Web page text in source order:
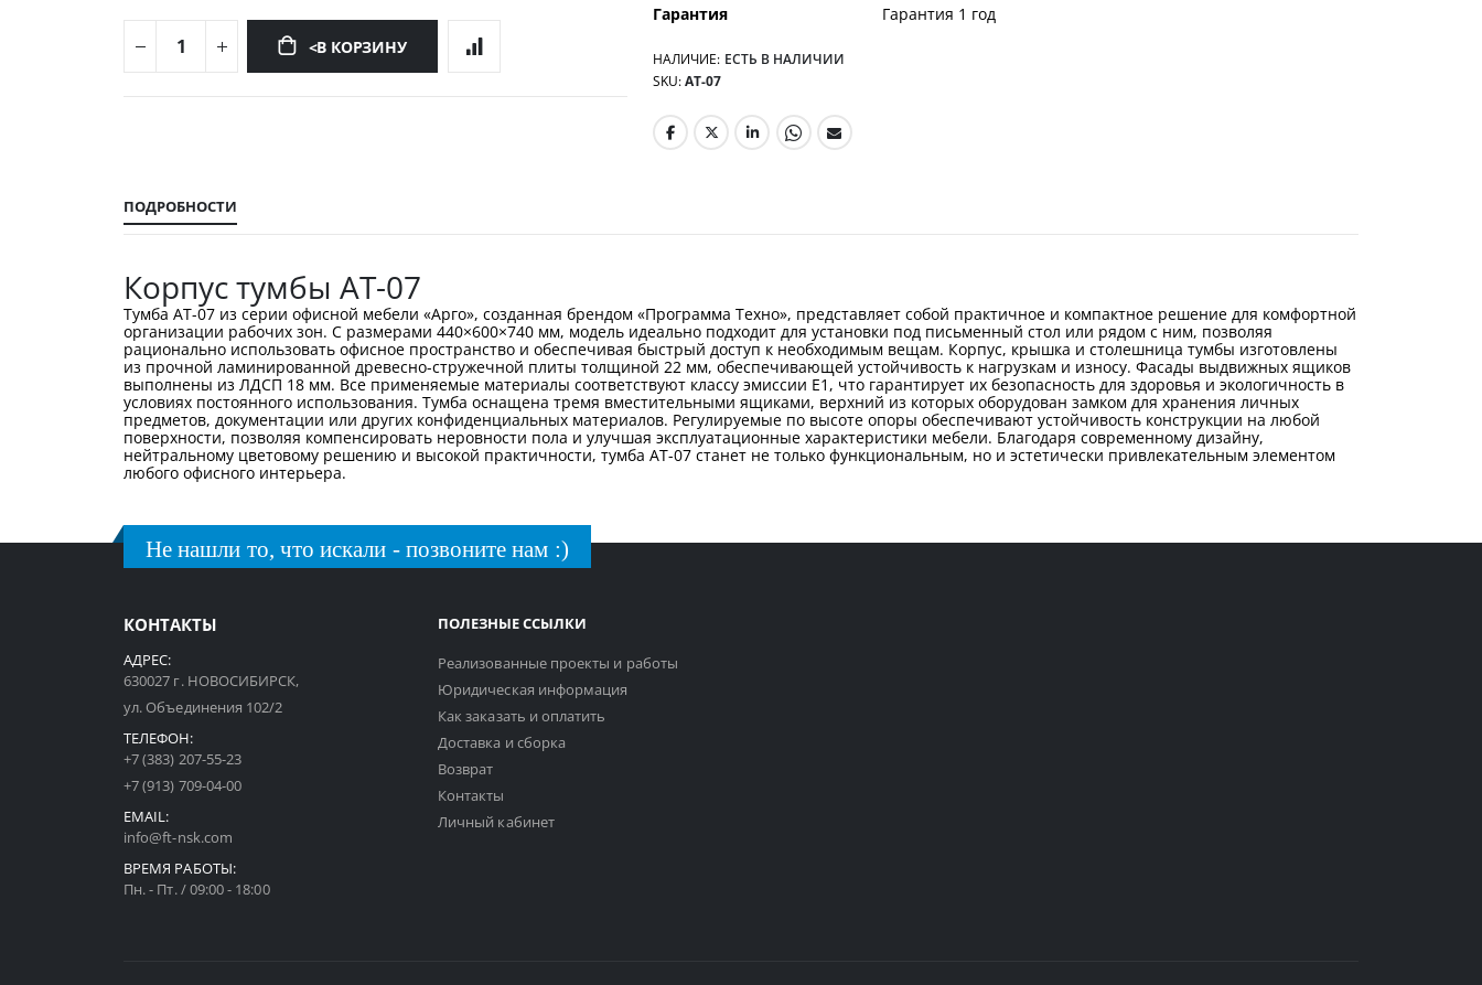
<В КОРЗИНУ
изображений
Гарантия
Гарантия 1 год
НАЛИЧИЕ: ЕСТЬ В НАЛИЧИИ
SKU АТ-07
ПОДРОБНОСТИ
Корпус тумбы АТ-07
Тумба АТ-07 из серии офисной мебели «Арго», созданная брендом «Программа Техно», представляет собой практичное и компактное решение для комфортной
организации рабочих зон. С размерами 440×600×740 мм, модель идеально подходит для установки под письменный стол или рядом с ним, позволяя
рационально использовать офисное пространство и обеспечивая быстрый доступ к необходимым вещам. Корпус, крышка и столешница тумбы изготовлены
из прочной ламинированной древесно-стружечной плиты толщиной 22 мм, обеспечивающей устойчивость к нагрузкам и износу. Фасады выдвижных ящиков
выполнены из ЛДСП 18 мм. Все применяемые материалы соответствуют классу эмиссии Е1, что гарантирует их безопасность для здоровья и экологичность в
условиях постоянного использования. Тумба оснащена тремя вместительными ящиками, верхний из которых оборудован замком для хранения личных
предметов, документации или других конфиденциальных материалов. Регулируемые по высоте опоры обеспечивают устойчивость конструкции на любой
поверхности, позволяя компенсировать неровности пола и улучшая эксплуатационные характеристики мебели. Благодаря современному дизайну,
нейтральному цветовому решению и высокой практичности, тумба АТ-07 станет не только функциональным, но и эстетически привлекательным элементом
любого офисного интерьера.
Не нашли то, что искали - позвоните нам :)
КОНТАКТЫ
АДРЕС:
630027 г. НОВОСИБИРСК,
ул. Объединения 102/2
ТЕЛЕФОН:
+7 (383) 207-55-23
+7 (913) 709-04-00
EMAIL:
info@ft-nsk.com
ВРЕМЯ РАБОТЫ:
Пн. - Пт. / 09:00 - 18:00
ПОЛЕЗНЫЕ ССЫЛКИ
Реализованные проекты и работы
Юридическая информация
Как заказать и оплатить
Доставка и сборка
Возврат
Контакты
Личный кабинет